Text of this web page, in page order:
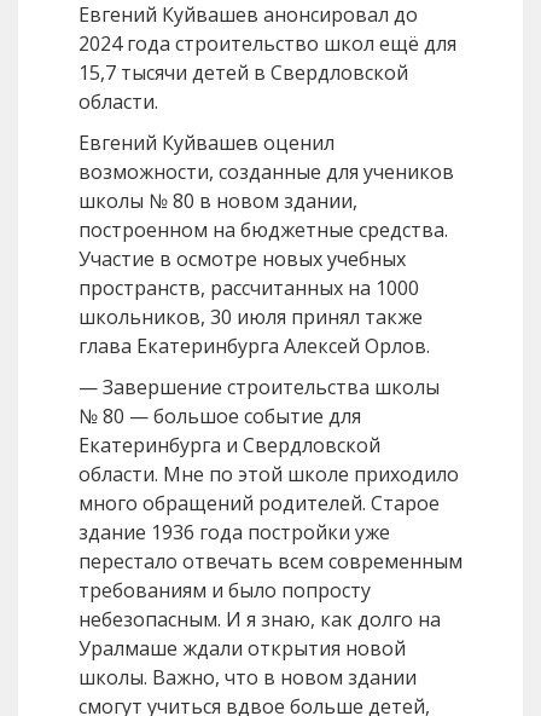
Евгений Куйвашев анонсировал до
2024 года строительство школ ещё для
15,7 тысячи детей в Свердловской
области.
Евгений Куйвашев оценил
возможности, созданные для учеников
школы № 80 в новом здании,
построенном на бюджетные средства.
Участие в осмотре новых учебных
пространств, рассчитанных на 1000
школьников, 30 июля принял также
глава Екатеринбурга Алексей Орлов.
— Завершение строительства школы
№ 80 — большое событие для
Екатеринбурга и Свердловской
области. Мне по этой школе приходило
много обращений родителей. Старое
здание 1936 года постройки уже
перестало отвечать всем современным
требованиям и было попросту
небезопасным. И я знаю, как долго на
Уралмаше ждали открытия новой
школы. Важно, что в новом здании
смогут учиться вдвое больше детей,